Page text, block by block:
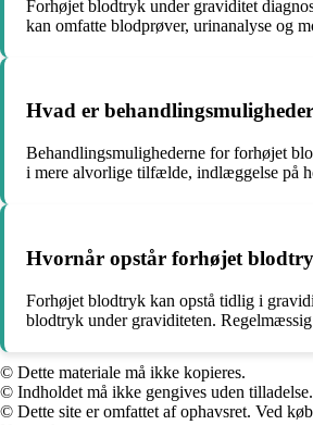
Forhøjet blodtryk under graviditet
kan omfatte blodprøver, urinanalyse og
Hvad er
Behandlingsmulighederne for forhøjet
i mere alvorlige tilfælde, indlæggelse på
Hvornår opstår forhøjet
Forhøjet blodtryk kan opstå tidlig i
blodtryk under graviditeten.
© Dette materiale må ikke kopieres.
© Indholdet må ikke gengives uden
© Dette site er omfattet af ophavsret. Ved